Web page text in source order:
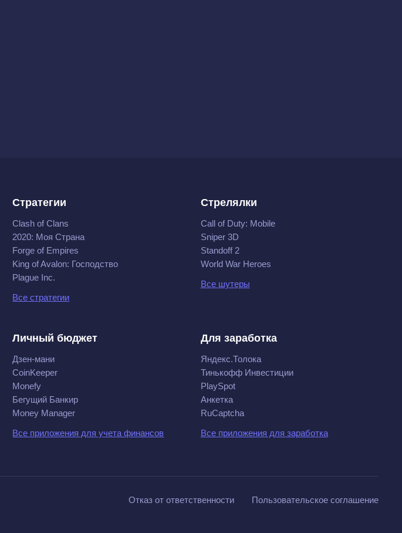
Стратегии
Clash of Clans
2020: Моя Cтрана
Forge of Empires
King of Avalon: Господство
Plague Inc.
Все стратегии
Стрелялки
Call of Duty: Mobile
Sniper 3D
Standoff 2
World War Heroes
Все шутеры
Личный бюджет
Дзен-мани
CoinKeeper
Monefy
Бегущий Банкир
Money Manager
Все приложения для учета финансов
Для заработка
Яндекс.Толока
Тинькофф Инвестиции
PlaySpot
Анкетка
RuCaptcha
Все приложения для заработка
Отказ от ответственности Пользовательское соглашение